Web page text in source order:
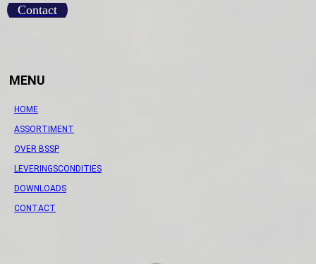
Contact
MENU
HOME
ASSORTIMENT
OVER BSSP
LEVERINGSCONDITIES
DOWNLOADS
CONTACT